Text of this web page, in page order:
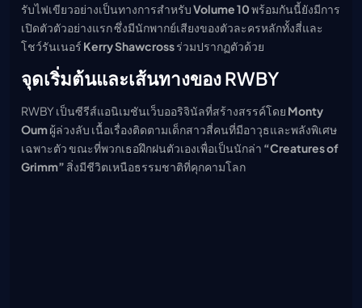
ตารางออกอากาศอนิ
เมะ
รับไฟเขียวอย่างเป็นทางการสำหรับVolume 10พร้อมกันนี้ยังมีการ
เปิดตัวตัวอย่างแรก ซึ่งมีนักพากย์เสียงของตัวละครหลักทั้งสี่และ
โชว์รันเนอร์ Kerry Shawcrossร่วมปรากฏตัวด้วย
จุดเริ่มต้นและเส้นทางของ RWBY
RWBY เป็นซีรีส์แอนิเมชันเว็บออริจินัลที่สร้างสรรค์โดย Monty
Oumผู้ล่วงลับ เนื้อเรื่องติดตามเด็กสาวสี่คนที่มีอาวุธและพลังพิเศษ
เฉพาะตัว ขณะที่พวกเธอฝึกฝนตัวเองเพื่อเป็นนักล่า “Creatures of
Grimm” สิ่งมีชีวิตเหนือธรรมชาติที่คุกคามโลก